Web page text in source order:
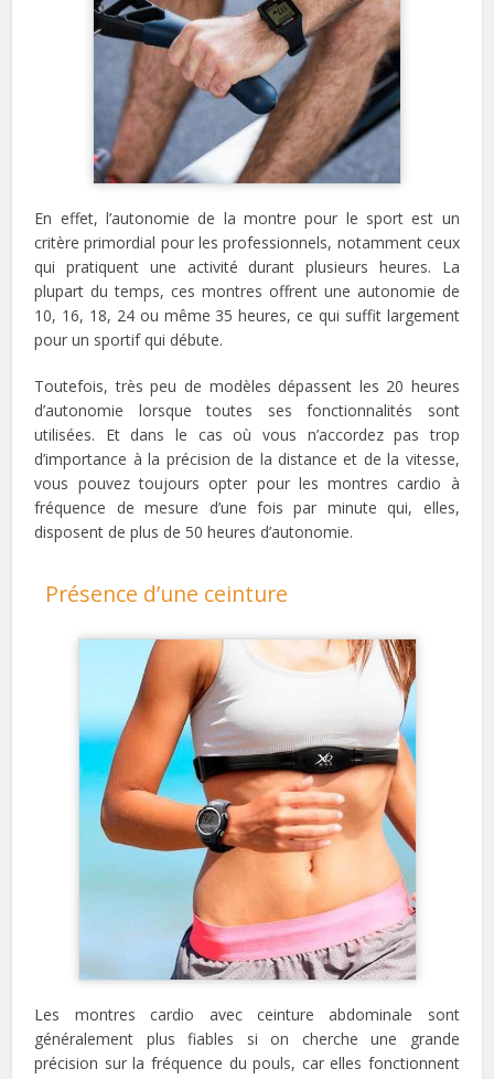
En effet, l’autonomie de la montre pour le sport est un
critère primordial pour les professionnels, notamment ceux
qui pratiquent une activité durant plusieurs heures. La
plupart du temps, ces montres offrent une autonomie de
10, 16, 18, 24 ou même 35 heures, ce qui suffit largement
pour un sportif qui débute.
Toutefois, très peu de modèles dépassent les 20 heures
d’autonomie lorsque toutes ses fonctionnalités sont
utilisées. Et dans le cas où vous n’accordez pas trop
d’importance à la précision de la distance et de la vitesse,
vous pouvez toujours opter pour les montres cardio à
fréquence de mesure d’une fois par minute qui, elles,
disposent de plus de 50 heures d’autonomie.
Présence d’une ceinture
Les montres cardio avec ceinture abdominale sont
généralement plus fiables si on cherche une grande
précision sur la fréquence du pouls, car elles fonctionnent